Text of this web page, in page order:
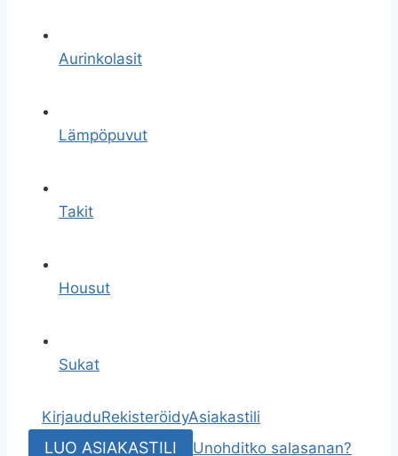
Aurinkolasit
Lämpöpuvut
Takit
Housut
Sukat
KirjauduRekisteröidyAsiakastili
LUO ASIAKASTILI Unohditko salasanan?